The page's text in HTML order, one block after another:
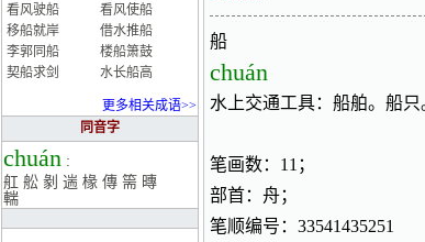
看风驶船
看风使船
移船就岸
借水推船
李郭同船
楼船箫鼓
契船求剑
水长船高
更多相关成语>>
同音字
chuán :
舡 舩 剶 遄 椽 傳 篅 暷
輲
船
chuán
水上交通工具：船舶。船只
笔画数：11；
部首：舟；
笔顺编号：33541435251